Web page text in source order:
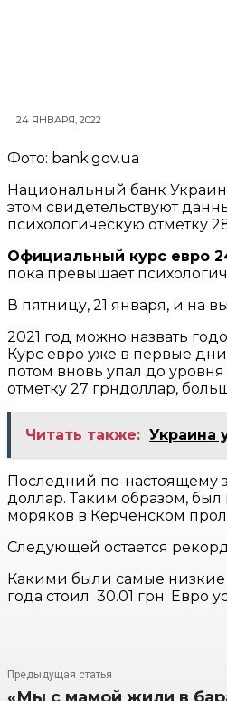
24 ЯНВАРЯ, 2022
Фото: bank.gov.ua
Национальный банк
этом свидетельствуют
психологическую отметку
Официальный курс евро
пока превышает
В пятницу, 21 января, и на
2021 год можно назвать
Курс евро уже в первые
потом вновь упал до
отметку 27 грндоллар,
Читать также: Украина
Последний по-настоящему
доллар. Таким образом, был
моряков в Керченском
Следующей остается
Какими были самые
года стоил 30.01 грн. Евро
Предыдущая статья